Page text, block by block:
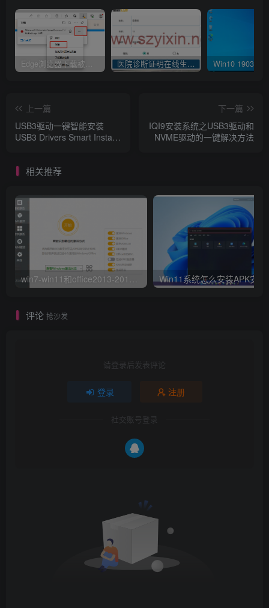
Edge浏览器下载被阻止 已阻止此不安全的文件是什么原因呢 医院诊断证明在线生成器-安卓APP
上一篇
USB3驱动一键智能安装
USB3 Drivers Smart Install
下一篇
IQI9安装系统之USB3驱动和
NVME驱动的一键解决方法
相关推荐
评论 抢沙发
请登录后发表评论
登录 注册
社交账号登录